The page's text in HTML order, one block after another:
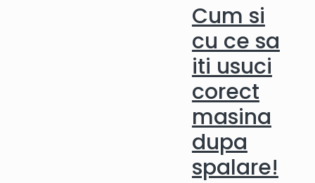
Cum si
cu ce sa
iti usuci
corect
masina
dupa
spalare!